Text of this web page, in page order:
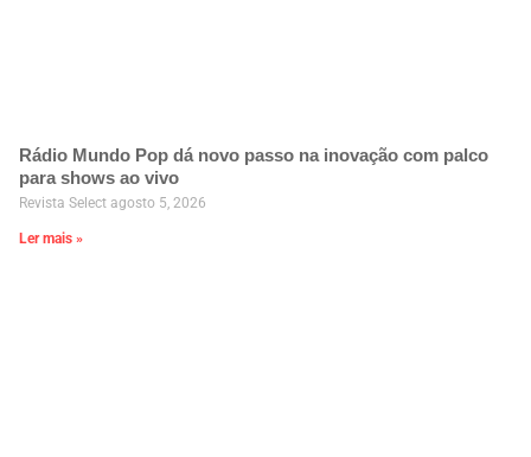
Rádio Mundo Pop dá novo passo na inovação com palco
para shows ao vivo
Revista Select agosto 5, 2026
Ler mais »